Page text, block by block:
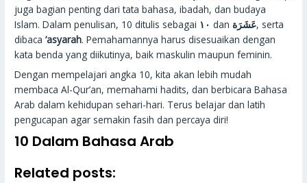
juga bagian penting dari tata bahasa, ibadah, dan budaya
Islam. Dalam penulisan, 10 ditulis sebagai ١٠ dan عَشَرَة, serta
dibaca‘asyarah. Pemahamannya harus disesuaikan dengan
kata benda yang diikutinya, baik maskulin maupun feminin.
Dengan mempelajari angka 10, kita akan lebih mudah
membaca Al-Qur’an, memahami hadits, dan berbicara Bahasa
Arab dalam kehidupan sehari-hari. Terus belajar dan latih
pengucapan agar semakin fasih dan percaya diri!
10 Dalam Bahasa Arab
Related posts: